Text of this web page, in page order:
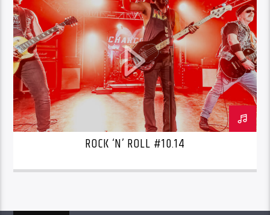
LONEWOLF CORP.
ROCK'N'ROLL SLEAZYZ
ROCK ‘N’ ROLL #10.14